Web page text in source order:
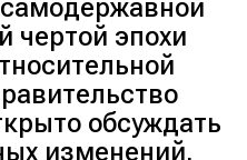
чертой эпохи
обсуждать
изменений,